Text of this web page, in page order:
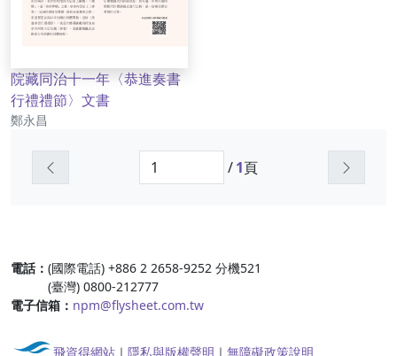
院藏同治十一年〈恭進奏書
行禮禮節〉文書
作者
鄭永昌
/1頁
電話： (國際電話) +886 2 2658-9252 分機521
(臺灣) 0800-212777
電子信箱： npm@flysheet.com.tw
飛資得網站 ｜ 隱私與版權聲明 ｜ 無障礙政策說明